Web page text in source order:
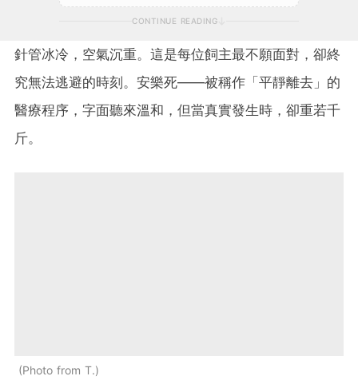
CONTINUE READING
針管冰冷，空氣沉重。這是每位飼主最不願面對，卻終
究無法逃避的時刻。安樂死——被稱作「平靜離去」的
醫療程序，字面聽來溫和，但當真實發生時，卻重若千
斤。
Photo from T.